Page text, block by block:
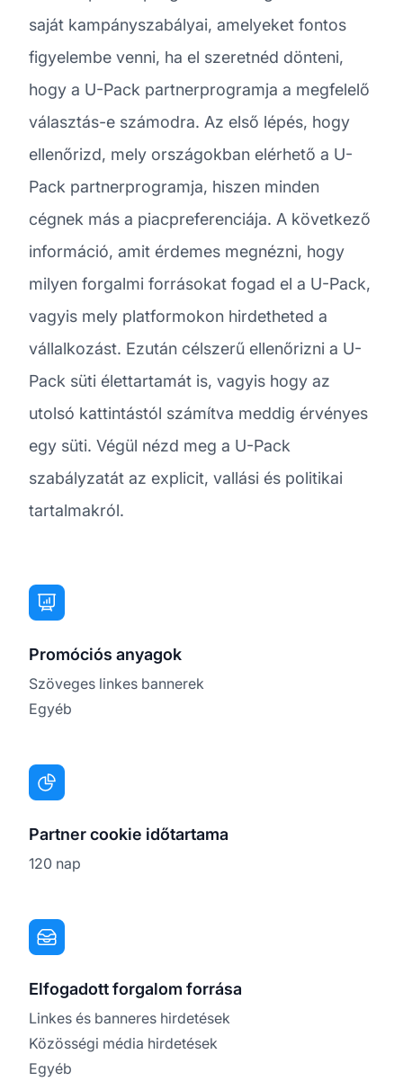
saját kampányszabályai, amelyeket fontos
figyelembe venni, ha el szeretnéd dönteni,
hogy a U-Pack partnerprogramja a megfelelő
választás-e számodra. Az első lépés, hogy
ellenőrizd, mely országokban elérhető a U-
Pack partnerprogramja, hiszen minden
cégnek más a piacpreferenciája. A következő
információ, amit érdemes megnézni, hogy
milyen forgalmi forrásokat fogad el a U-Pack,
vagyis mely platformokon hirdetheted a
vállalkozást. Ezután célszerű ellenőrizni a U-
Pack süti élettartamát is, vagyis hogy az
utolsó kattintástól számítva meddig érvényes
egy süti. Végül nézd meg a U-Pack
szabályzatát az explicit, vallási és politikai
tartalmakról.
Promóciós anyagok
Szöveges linkes bannerek
Egyéb
Partner cookie időtartama
120 nap
Elfogadott forgalom forrása
Linkes és banneres hirdetések
Közösségi média hirdetések
Egyéb